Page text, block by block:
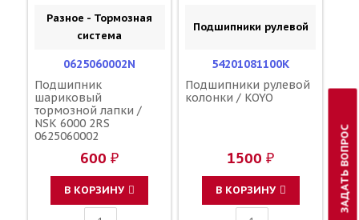
Разное - Тормозная
система
0625060002N
Подшипник
шариковый
тормозной лапки /
NSK 6000 2RS
0625060002
600 ₽
В КОРЗИНУ
Подшипники рулевой
54201081100K
Подшипники рулевой
колонки / KOYO
1500 ₽
В КОРЗИНУ ЗАДАТЬ ВОПРОС